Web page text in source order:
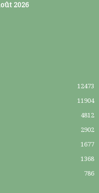
2026
12473
11904
4812
2902
1677
1368
786